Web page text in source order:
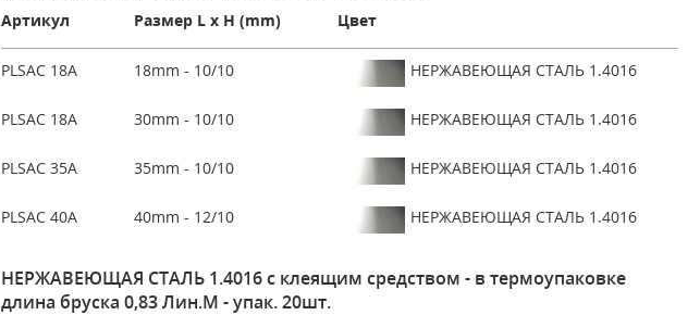
Артикул Размер L x H (mm) Цвет
PLSAC 18A 18mm - 10/10 НЕРЖАВЕЮЩАЯ СТАЛЬ 1.4016
PLSAC 18A 30mm - 10/10 НЕРЖАВЕЮЩАЯ СТАЛЬ 1.4016
PLSAC 35A 35mm - 10/10 НЕРЖАВЕЮЩАЯ СТАЛЬ 1.4016
PLSAC 40A 40mm - 12/10 НЕРЖАВЕЮЩАЯ СТАЛЬ 1.4016
НЕРЖАВЕЮЩАЯ СТАЛЬ 1.4016 с клеящим средством - в термоупаковке
длина бруска 0,83 Лин.М - упак. 20шт.